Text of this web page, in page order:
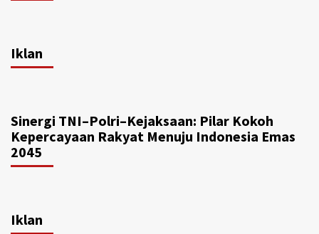
Iklan
Sinergi TNI–Polri–Kejaksaan: Pilar Kokoh
Kepercayaan Rakyat Menuju Indonesia Emas
2045
Iklan